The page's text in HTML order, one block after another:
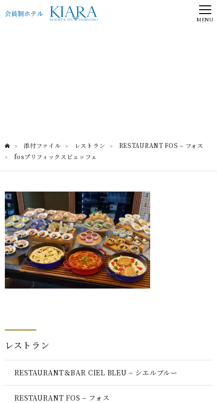
MENU
> 添付ファイル > レストラン > RESTAURANT FOS – フォス
> fosプリフィックスビュッフェ
レストラン
RESTAURANT＆BAR CIEL BLEU – シエルブルー
RESTAURANT FOS – フォス